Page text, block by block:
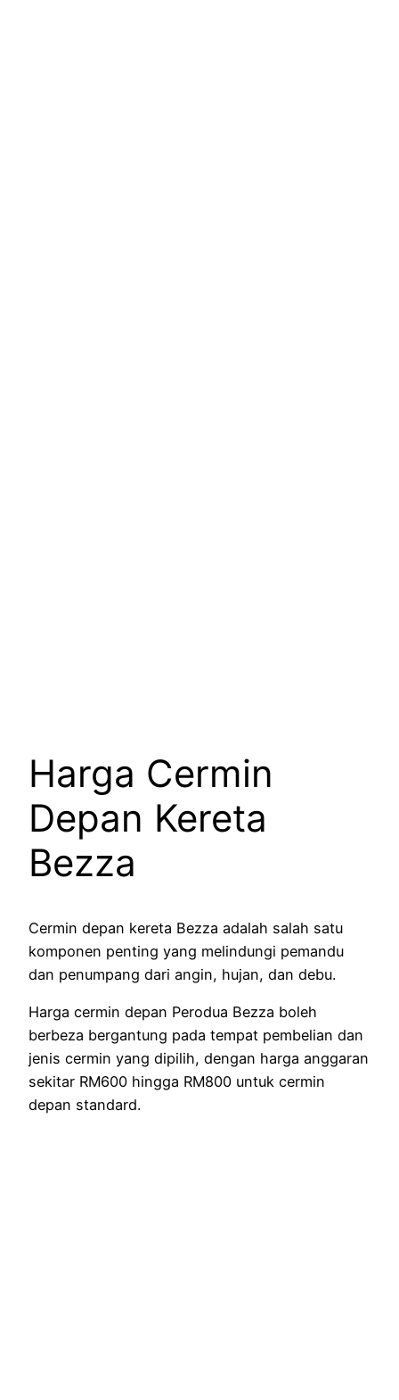
Harga Cermin
Depan Kereta
Bezza
Cermin depan kereta Bezza adalah salah satu
komponen penting yang melindungi pemandu
dan penumpang dari angin, hujan, dan debu.
Harga cermin depan Perodua Bezza boleh
berbeza bergantung pada tempat pembelian dan
jenis cermin yang dipilih, dengan harga anggaran
sekitar RM600 hingga RM800 untuk cermin
depan standard.